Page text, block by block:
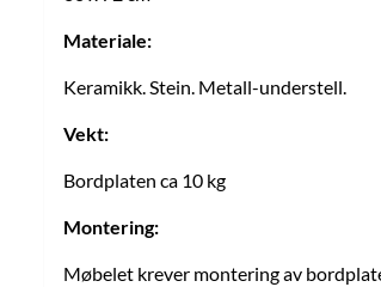
Materiale:
Keramikk. Stein. Metall-understell.
Vekt:
Bordplaten ca 10 kg
Montering:
Møbelet krever montering av